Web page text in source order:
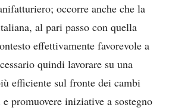
occorre anche che la
al pari passo con quella
effettivamente favorevole a
quindi lavorare su una
efficiente sul fronte dei cambi
promuovere iniziative a sostegno